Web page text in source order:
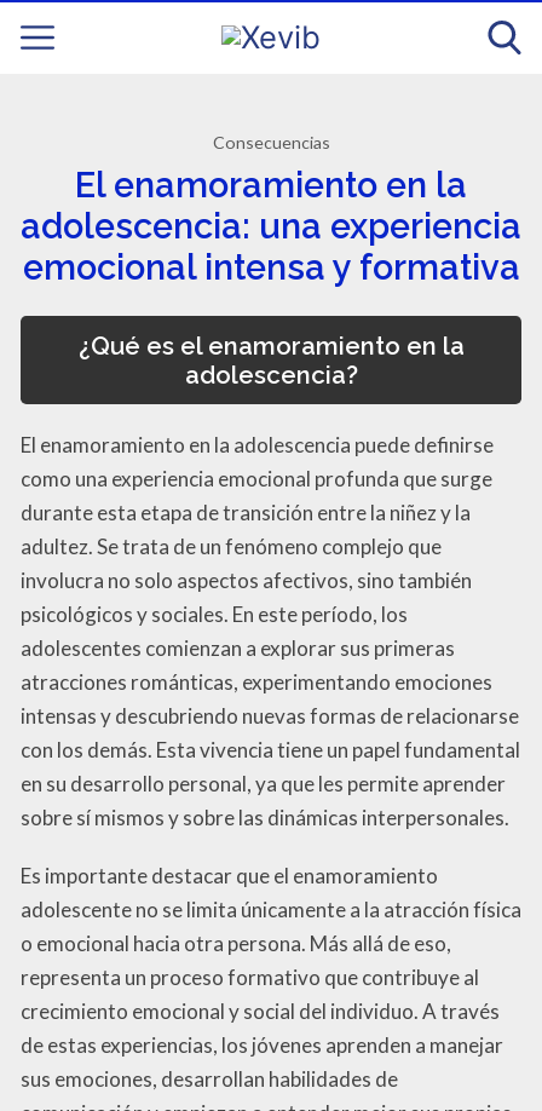
Consecuencias
El enamoramiento en la
adolescencia: una experiencia
emocional intensa y formativa
¿Qué es el enamoramiento en la
adolescencia?
El enamoramiento en la adolescencia puede definirse
como una experiencia emocional profunda que surge
durante esta etapa de transición entre la niñez y la
adultez. Se trata de un fenómeno complejo que
involucra no solo aspectos afectivos, sino también
psicológicos y sociales. En este período, los
adolescentes comienzan a explorar sus primeras
atracciones románticas, experimentando emociones
intensas y descubriendo nuevas formas de relacionarse
con los demás. Esta vivencia tiene un papel fundamental
en su desarrollo personal, ya que les permite aprender
sobre sí mismos y sobre las dinámicas interpersonales.
Es importante destacar que el enamoramiento
adolescente no se limita únicamente a la atracción física
o emocional hacia otra persona. Más allá de eso,
representa un proceso formativo que contribuye al
crecimiento emocional y social del individuo. A través
de estas experiencias, los jóvenes aprenden a manejar
sus emociones, desarrollan habilidades de